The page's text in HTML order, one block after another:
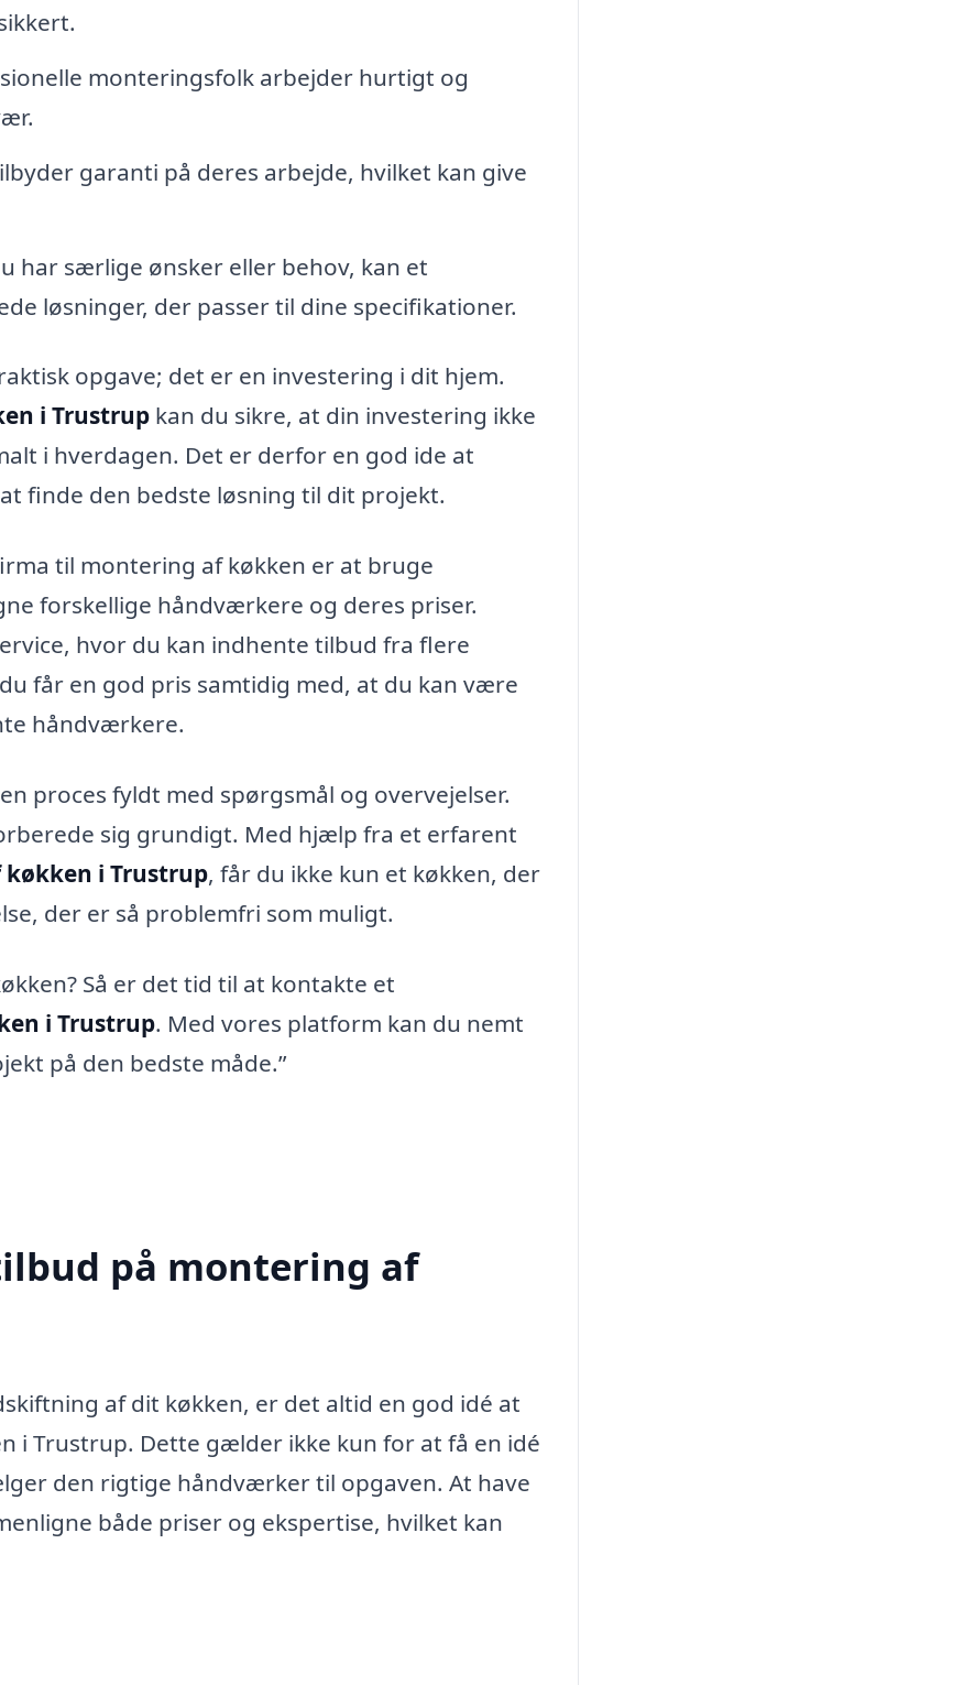
monteringsfolk arbejder hurtigt og
garanti på deres arbejde, hvilket kan give
har særlige ønsker eller behov, kan et
løsninger, der passer til dine specifikationer.
opgave; det er en investering i dit hjem.
i Trustrup kan du sikre, at din investering ikke
i hverdagen. Det er derfor en god ide at
finde den bedste løsning til dit projekt.
til montering af køkken er at bruge
forskellige håndværkere og deres priser.
hvor du kan indhente tilbud fra flere
får en god pris samtidig med, at du kan være
håndværkere.
proces fyldt med spørgsmål og overvejelser.
sig grundigt. Med hjælp fra et erfarent
i Trustrup, får du ikke kun et køkken, der
der er så problemfri som muligt.
Så er det tid til at kontakte et
i Trustrup. Med vores platform kan du nemt
på den bedste måde.”
på montering af
af dit køkken, er det altid en god idé at
i Trustrup. Dette gælder ikke kun for at få en idé
den rigtige håndværker til opgaven. At have
både priser og ekspertise, hvilket kan